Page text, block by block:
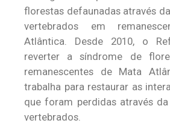
florestas defaunadas através
vertebrados em
Atlântica. Desde 2010, o
reverter a síndrome de
remanescentes de Mata
trabalha para restaurar as
que foram perdidas através
vertebrados.